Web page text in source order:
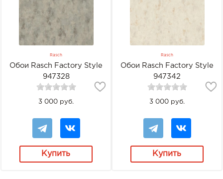
Rasch
Обои Rasch Factory Style
947328
3 000 руб.
Купить
Rasch
Обои Rasch Factory Style
947342
3 000 руб.
Купить